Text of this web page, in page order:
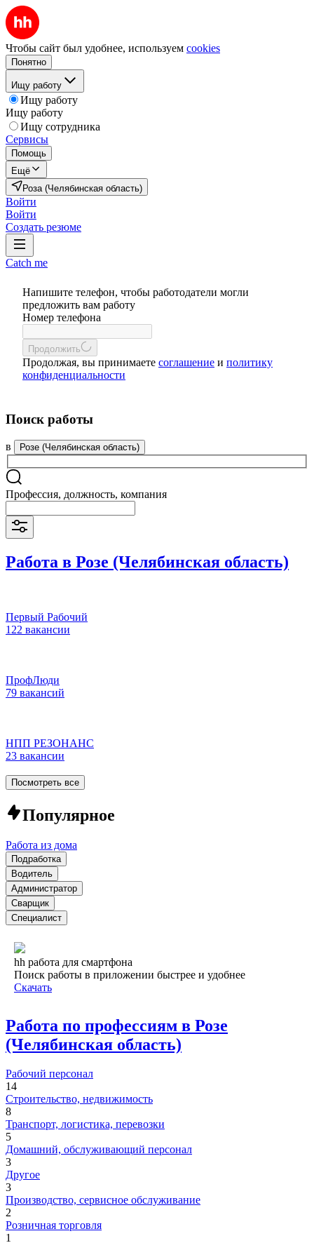
Чтобы сайт был удобнее, используем cookies
Понятно
Ищу работу
Ищу работу
Ищу работу
Ищу сотрудника
Сервисы
Помощь
Ещё
Роза (Челябинская область)
Войти
Войти
Создать резюме
Catch me
Напишите телефон, чтобы работодатели могли
предложить вам работу
Номер телефона
Продолжить
Продолжая, вы принимаете соглашение и политику
конфиденциальности
Поиск работы
в Розе (Челябинская область)
Профессия, должность, компания
Работа в Розе (Челябинская область)
Первый Рабочий
122 вакансии
ПрофЛюди
79 вакансий
НПП РЕЗОНАНС
23 вакансии
Посмотреть все
Популярное
Работа из дома
Подработка
Водитель
Администратор
Сварщик
Специалист
hh работа для смартфона
Поиск работы в приложении быстрее и удобнее
Скачать
Работа по профессиям в Розе
(Челябинская область)
Рабочий персонал
14
Строительство, недвижимость
8
Транспорт, логистика, перевозки
5
Домашний, обслуживающий персонал
3
Другое
3
Производство, сервисное обслуживание
2
Розничная торговля
1